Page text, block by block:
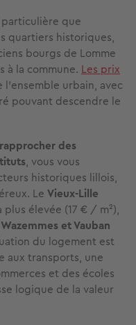
particulière que
quartiers historiques,
bourgs de Lomme
à la commune. Les prix
l'ensemble urbain, avec
pouvant descendre le
des
, vous vous
historiques lillois,
Le Vieux-Lille
élevée (17 € / m²),
et Vauban
du logement est
aux transports, une
et des écoles
logique de la valeur